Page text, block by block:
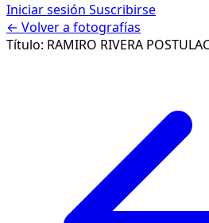
Iniciar sesión Suscribirse
← Volver a fotografías
Título: RAMIRO RIVERA